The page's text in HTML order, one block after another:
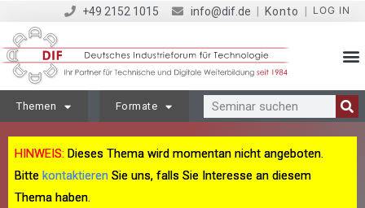
+49 2152 1015 info@dif.de Konto LOG IN
Themen Formate
HINWEIS: Dieses Thema wird momentan nicht angeboten.
Bitte kontaktieren Sie uns, falls Sie Interesse an diesem
Thema haben.